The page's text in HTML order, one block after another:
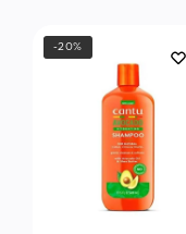
-20%